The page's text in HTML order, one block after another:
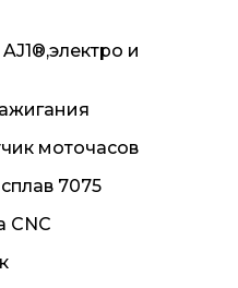
и
моточасов
7075
СNC